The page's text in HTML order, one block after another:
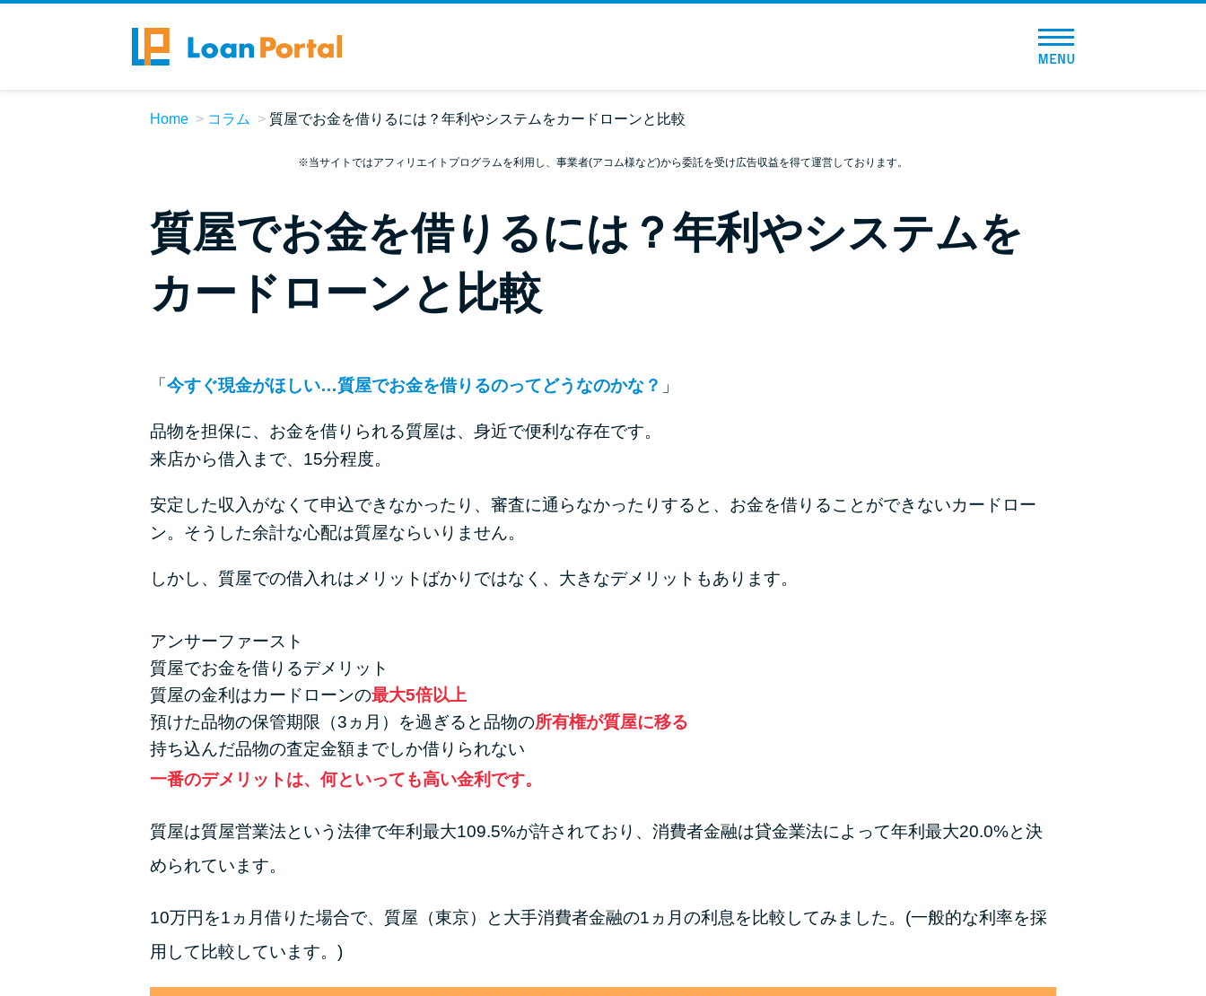
総合人気ランキング
バレずに借りたい方向け
リボ払いをそのまま払いきると損！
種類・特徴別一覧
今月の家賃払えない…2ヵ月目には解決しない
Home コラム 質屋でお金を借りるには？年利やシステムをカードローンと比較
※当サイトではアフィリエイトプログラムを利用し、事業者(アコム様など)から委託を受け広告収益を得て運営しております。
質屋でお金を借りるには？年利やシステムを
カードローンと比較
「今すぐ現金がほしい…質屋でお金を借りるのってどうなのかな？ 」
品物を担保に、お金を借りられる質屋は、身近で便利な存在です。
来店から借入まで、15分程度。
安定した収入がなくて申込できなかったり、審査に通らなかったりすると、お金を借りることができないカードロー
ン。そうした余計な心配は質屋ならいりません。
しかし、質屋での借入れはメリットばかりではなく、大きなデメリットもあります。
アンサーファースト
質屋でお金を借りるデメリット
質屋の金利はカードローンの最大5倍以上
預けた品物の保管期限（3ヵ月）を過ぎると品物の所有権が質屋に移る
持ち込んだ品物の査定金額までしか借りられない
一番のデメリットは、何といっても高い金利です。
質屋は質屋営業法という法律で年利最大109.5%が許されており、消費者金融は貸金業法によって年利最大20.0%と決
められています。
10万円を1ヵ月借りた場合で、質屋（東京）と大手消費者金融の1ヵ月の利息を比較してみました。(一般的な利率を採
用して比較しています。)